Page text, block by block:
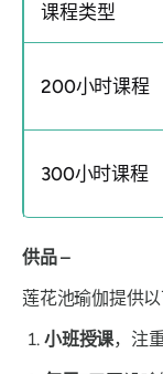
课程类型
200小时课程
300小时课程
供品 –
莲花池瑜伽提供以
小班授课，注